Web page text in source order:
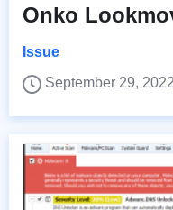
Onko
Issue
September 29, 2022